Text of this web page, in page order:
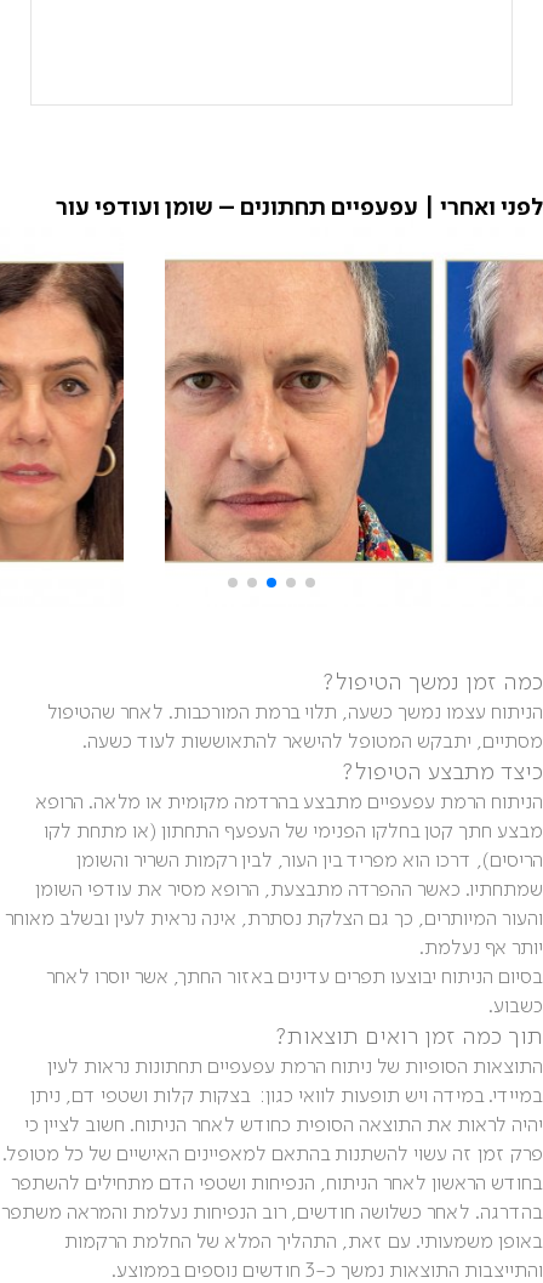
לפני ואחרי | עפעפיים תחתונים – שומן ועודפי עור
כמה זמן נמשך הטיפול?
הניתוח עצמו נמשך כשעה, תלוי ברמת המורכבות. לאחר שהטיפול
מסתיים, יתבקש המטופל להישאר להתאוששות לעוד כשעה.
כיצד מתבצע הטיפול?
הניתוח הרמת עפעפיים מתבצע בהרדמה מקומית או מלאה. הרופא
מבצע חתך קטן בחלקו הפנימי של העפעף התחתון (או מתחת לקו
הריסים), דרכו הוא מפריד בין העור, לבין רקמות השריר והשומן
שמתחתיו. כאשר ההפרדה מתבצעת, הרופא מסיר את עודפי השומן
והעור המיותרים, כך גם הצלקת נסתרת, אינה נראית לעין ובשלב מאוחר
יותר אף נעלמת.
בסיום הניתוח יבוצעו תפרים עדינים באזור החתך, אשר יוסרו לאחר
כשבוע.
תוך כמה זמן רואים תוצאות?
התוצאות הסופיות של ניתוח הרמת עפעפיים תחתונות נראות לעין
במיידי. במידה ויש תופעות לוואי כגון: בצקות קלות ושטפי דם, ניתן
יהיה לראות את התוצאה הסופית כחודש לאחר הניתוח. חשוב לציין כי
פרק זמן זה עשוי להשתנות בהתאם למאפיינים האישיים של כל מטופל.
בחודש הראשון לאחר הניתוח, הנפיחות ושטפי הדם מתחילים להשתפר
בהדרגה. לאחר כשלושה חודשים, רוב הנפיחות נעלמת והמראה משתפר
באופן משמעותי. עם זאת, התהליך המלא של החלמת הרקמות
והתייצבות התוצאות נמשך כ-3 חודשים נוספים בממוצע.